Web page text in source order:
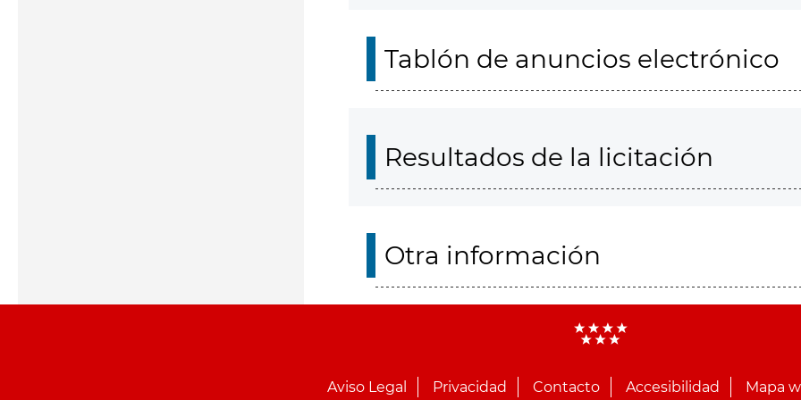
Tablón de anuncios electrónico
Resultados de la licitación
Otra información
Aviso Legal Privacidad Contacto Accesibilidad Mapa